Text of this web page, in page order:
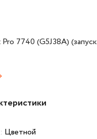
7740 (G5J38A) (запуск
Цветной